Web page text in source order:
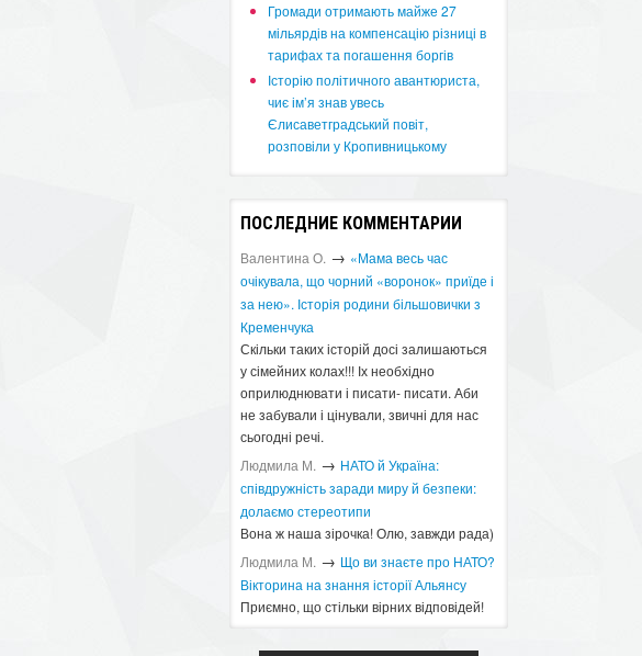
​Громади отримають майже 27
мільярдів на компенсацію різниці в
тарифах та погашення боргів
Історію політичного авантюриста,
чиє ім’я знав увесь
Єлисаветградський повіт,
розповіли у Кропивницькому
ПОСЛЕДНИЕ КОММЕНТАРИИ
Валентина О. → «Мама весь час
очікувала, що чорний «воронок» приїде і
за нею». Історія родини більшовички з
Кременчука
Скільки таких історій досі залишаються
у сімейних колах!!! Іх необхідно
оприлюднювати і писати- писати. Аби
не забували і цінували, звичні для нас
сьогодні речі.
Людмила М. → ​НАТО й Україна:
співдружність заради миру й безпеки:
долаємо стереотипи
Вона ж наша зірочка! Олю, завжди рада)
Людмила М. → Що ви знаєте про НАТО?
Вікторина на знання історії Альянсу ​
Приємно, що стільки вірних відповідей!